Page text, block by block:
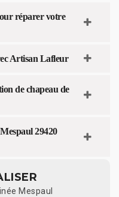
réparer votre
Artisan Lafleur
de chapeau de
29420
Mespaul